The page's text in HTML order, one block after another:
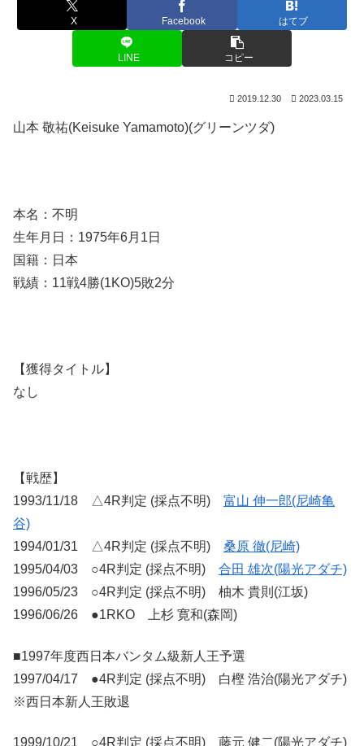
X Facebook はてブ
LINE コピー
2019.12.30 2023.03.15
山本 敬祐(Keisuke Yamamoto)(グリーンツダ)
本名：不明
生年月日：1975年6月1日
国籍：日本
戦績：11戦4勝(1KO)5敗2分
【獲得タイトル】
なし
【戦歴】
1993/11/18 △4R判定 (採点不明) 富山 伸一郎(尼崎亀
谷)
1994/01/31 △4R判定 (採点不明) 桑原 徹(尼崎)
1995/04/03 ○4R判定 (採点不明) 合田 雄次(陽光アダチ)
1996/05/23 ○4R判定 (採点不明) 柚木 貴則(江坂)
1996/06/26 ●1RKO 上杉 寛和(森岡)
■1997年度西日本バンタム級新人王予選
1997/04/17 ●4R判定 (採点不明) 白樫 浩治(陽光アダチ)
※西日本新人王敗退
1999/10/21 ○4R判定 (採点不明) 藤元 健二(陽光アダチ)